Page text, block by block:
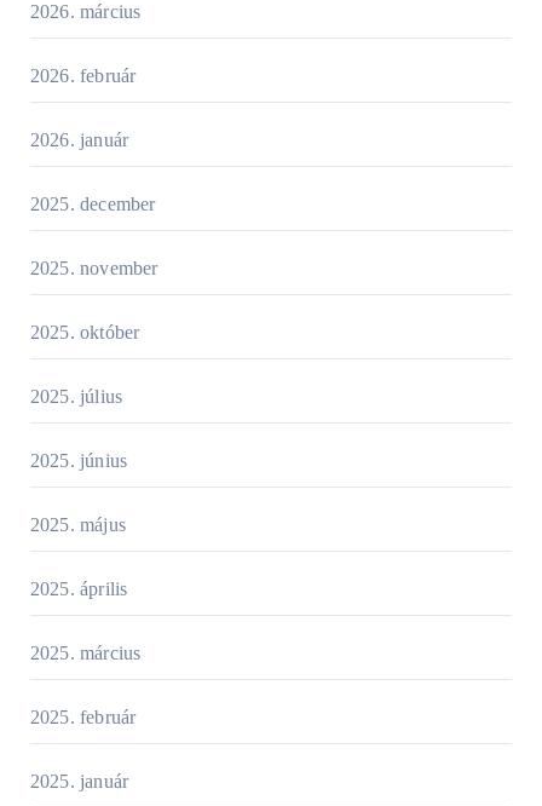
2026. március
2026. február
2026. január
2025. december
2025. november
2025. október
2025. július
2025. június
2025. május
2025. április
2025. március
2025. február
2025. január